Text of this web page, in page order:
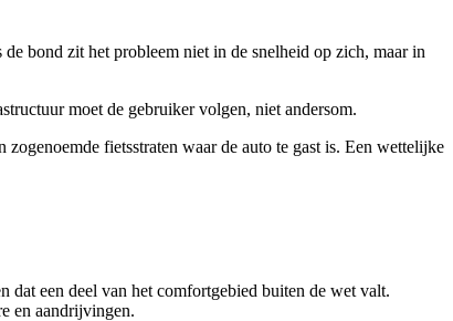
bond zit het probleem niet in de snelheid op zich, maar in
moet de gebruiker volgen, niet andersom.
fietsstraten waar de auto te gast is. Een wettelijke
een deel van het comfortgebied buiten de wet valt.
en aandrijvingen.